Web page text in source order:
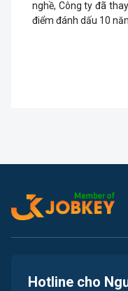
nghề, Công ty đã
điểm đánh dấu 10
Hotline cho